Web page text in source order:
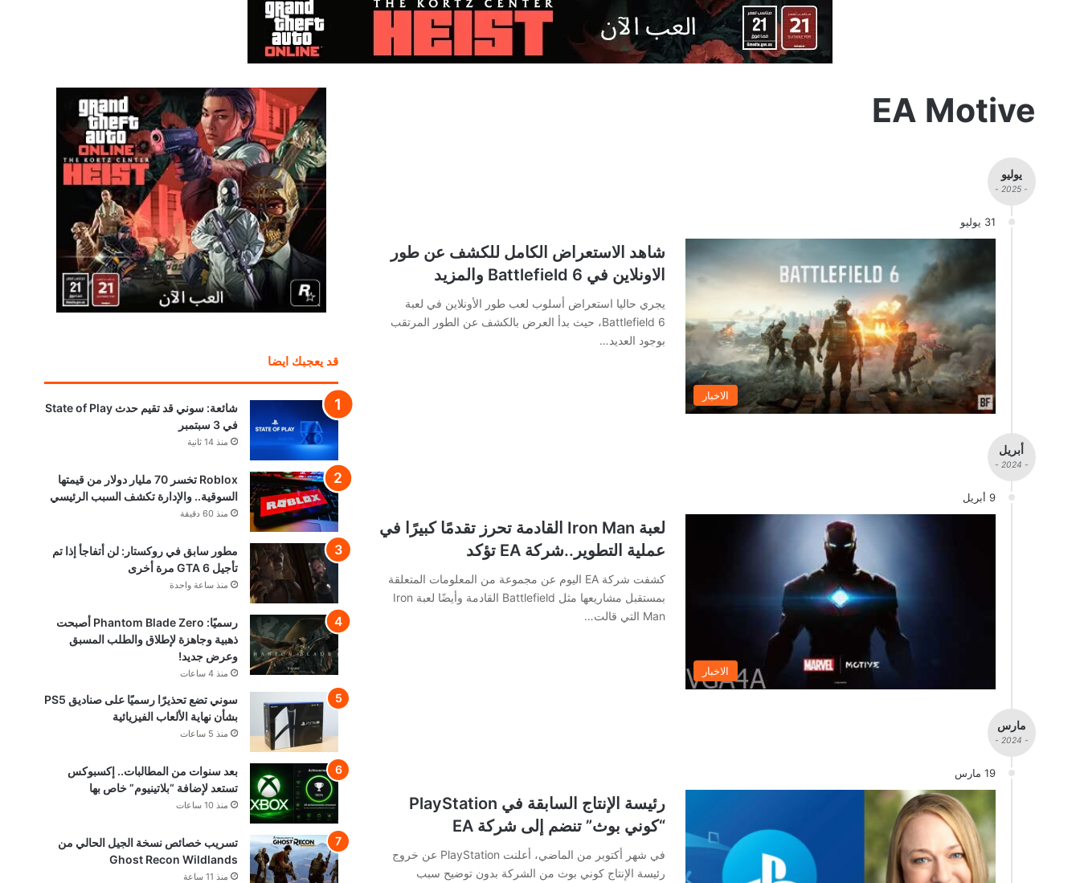
EA Motive
يوليو
- 2025 -
31 يوليو
الاخبار
شاهد الاستعراض الكامل للكشف عن طور
الاونلاين في Battlefield 6 والمزيد
يجري حاليا استعراض أسلوب لعب طور الأونلاين في لعبة
Battlefield 6، حيث بدأ العرض بالكشف عن الطور المرتقب
بوجود العديد…
أبريل
- 2024 -
9 أبريل
الاخبار
لعبة Iron Man القادمة تحرز تقدمًا كبيرًا في
عملية التطوير..شركة EA تؤكد
كشفت شركة EA اليوم عن مجموعة من المعلومات المتعلقة
بمستقبل مشاريعها مثل Battlefield القادمة وأيضًا لعبة Iron
Man التي قالت…
مارس
- 2024 -
19 مارس
رئيسة الإنتاج السابقة في PlayStation
“كوني بوث” تنضم إلى شركة EA
في شهر أكتوبر من الماضي، أعلنت PlayStation عن خروج
رئيسة الإنتاج كوني بوث من الشركة بدون توضيح سبب
قد يعجبك ايضا
شائعة: سوني قد تقيم حدث State of Play
في 3 سبتمبر
منذ 14 ثانية
Roblox تخسر 70 مليار دولار من قيمتها
السوقية.. والإدارة تكشف السبب الرئيسي
منذ 60 دقيقة
مطور سابق في روكستار: لن أتفاجأ إذا تم
تأجيل GTA 6 مرة أخرى
منذ ساعة واحدة
رسميًا: Phantom Blade Zero أصبحت
ذهبية وجاهزة لإطلاق والطلب المسبق
وعرض جديد!
منذ 4 ساعات
سوني تضع تحذيرًا رسميًا على صناديق PS5
بشأن نهاية الألعاب الفيزيائية
منذ 5 ساعات
بعد سنوات من المطالبات.. إكسبوكس
تستعد لإضافة “بلاتينيوم” خاص بها
منذ 10 ساعات
تسريب خصائص نسخة الجيل الحالي من
Ghost Recon Wildlands
منذ 11 ساعة